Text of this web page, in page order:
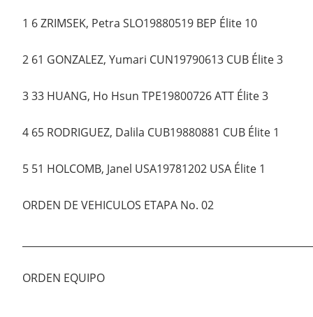
1 6 ZRIMSEK, Petra SLO19880519 BEP Élite 10
2 61 GONZALEZ, Yumari CUN19790613 CUB Élite 3
3 33 HUANG, Ho Hsun TPE19800726 ATT Élite 3
4 65 RODRIGUEZ, Dalila CUB19880881 CUB Élite 1
5 51 HOLCOMB, Janel USA19781202 USA Élite 1
ORDEN DE VEHICULOS ETAPA No. 02
ORDEN EQUIPO